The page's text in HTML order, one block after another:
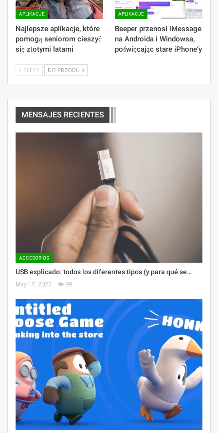
APLIKACJE
Najlepsze aplikacje, które
pomogą seniorom cieszyć
się złotymi latami
APLIKACJE
Beeper przenosi iMessage
na Androida i Windowsa,
poświęcając stare iPhone’y
PLECY DO PRZODU
MENSAJES RECIENTES
ACCESORIOS
USB explicado: todos los diferentes tipos (y para qué se…
May 17, 2022 99